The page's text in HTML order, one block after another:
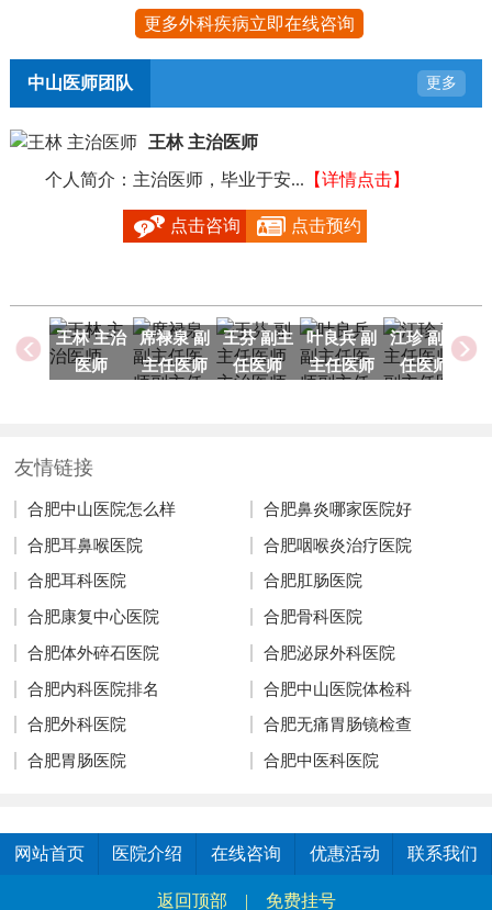
更多外科疾病立即在线咨询
中山医师团队 更多
王林 主治医师
个人简介：主治医师，毕业于安... 【详情点击】
点击咨询 点击预约
王林 主治
医师
席禄泉 副
主任医师
王芬 副主
任医师
叶良兵 副
主任医师
江珍 副主
任医师
友情链接
合肥中山医院怎么样 合肥鼻炎哪家医院好
合肥耳鼻喉医院 合肥咽喉炎治疗医院
合肥耳科医院 合肥肛肠医院
合肥康复中心医院 合肥骨科医院
合肥体外碎石医院 合肥泌尿外科医院
合肥内科医院排名 合肥中山医院体检科
合肥外科医院 合肥无痛胃肠镜检查
合肥胃肠医院 合肥中医科医院
网站首页 医院介绍 在线咨询 优惠活动 联系我们
返回顶部 | 免费挂号